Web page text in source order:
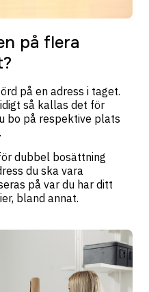
på flera
på en adress i taget.
så kallas det för
bo på respektive plats
dubbel bosättning
du ska vara
på var du har ditt
bland annat.